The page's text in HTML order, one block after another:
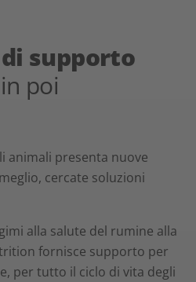
supporto
poi
animali presenta nuove
cercate soluzioni
alla salute del rumine alla
fornisce supporto per
per tutto il ciclo di vita degli